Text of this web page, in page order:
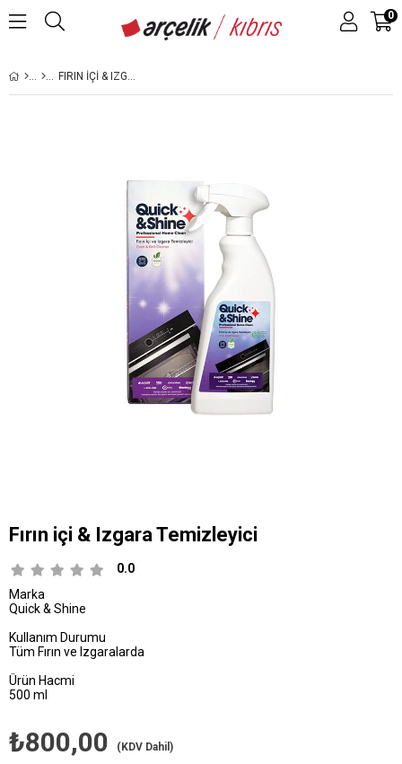
0
FIRIN IÇI & IZGARA TEMIZLEYICI
Fırın içi & Izgara Temizleyici
0.0
Marka
Quick & Shine
Kullanım Durumu
Tüm Fırın ve Izgaralarda
Ürün Hacmi
500 ml
₺800,00 (KDV Dahil)